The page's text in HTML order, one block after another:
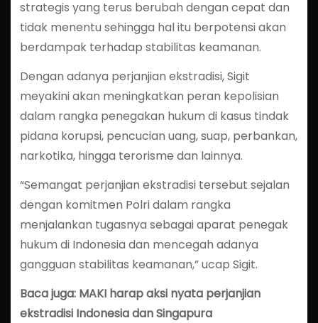
strategis yang terus berubah dengan cepat dan
tidak menentu sehingga hal itu berpotensi akan
berdampak terhadap stabilitas keamanan.
Dengan adanya perjanjian ekstradisi, Sigit
meyakini akan meningkatkan peran kepolisian
dalam rangka penegakan hukum di kasus tindak
pidana korupsi, pencucian uang, suap, perbankan,
narkotika, hingga terorisme dan lainnya.
“Semangat perjanjian ekstradisi tersebut sejalan
dengan komitmen Polri dalam rangka
menjalankan tugasnya sebagai aparat penegak
hukum di Indonesia dan mencegah adanya
gangguan stabilitas keamanan,” ucap Sigit.
Baca juga: MAKI harap aksi nyata perjanjian
ekstradisi Indonesia dan Singapura